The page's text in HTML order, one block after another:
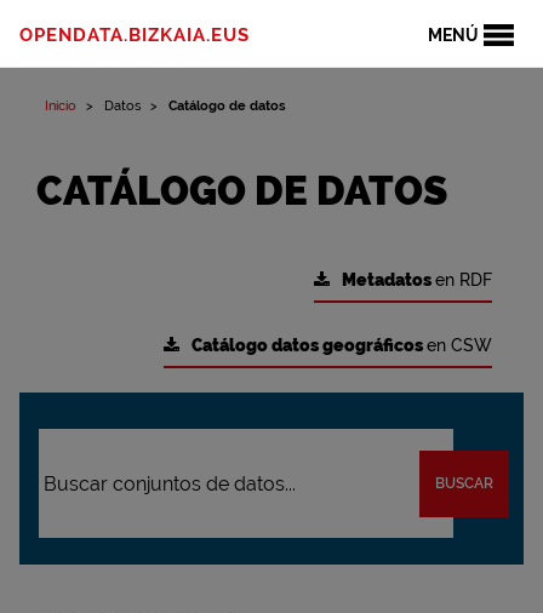
MENÚ
OPENDATA.BIZKAIA.EUS
Inicio Datos Catálogo de datos
CATÁLOGO DE DATOS
Metadatosen RDF
Catálogo datos geográficosen CSW
BUSCAR